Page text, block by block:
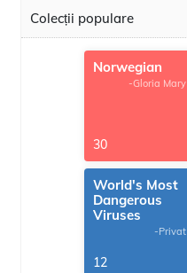
Colecții populare
Norwegian
-Gloria Mary
30
World's Most
Dangerous
Viruses
-Privat
12